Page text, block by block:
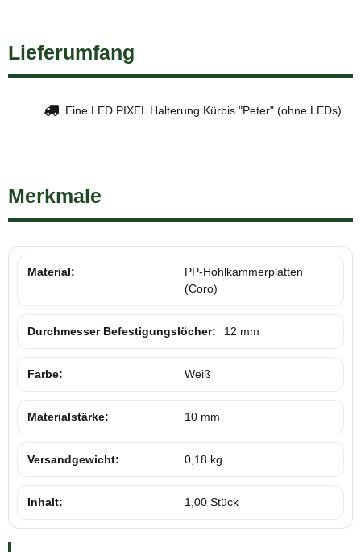
Lieferumfang
Eine LED PIXEL Halterung Kürbis "Peter" (ohne LEDs)
Merkmale
Material:
PP-Hohlkammerplatten
(Coro)
Durchmesser Befestigungslöcher: 12 mm
Farbe: Weiß
Materialstärke: 10 mm
Versandgewicht: 0,18 kg
Inhalt: 1,00 Stück